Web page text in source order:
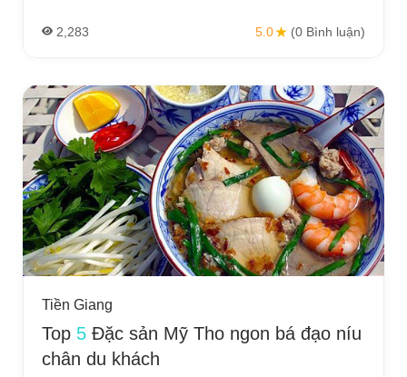
2,283 5.0 (0 Bình luận)
Tiền Giang
Top 5 Đặc sản Mỹ Tho ngon bá đạo níu
chân du khách